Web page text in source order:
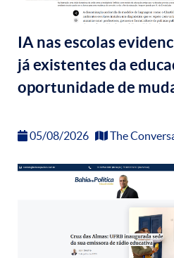
IA nas escolas
já existentes da
oportunidade de
05/08/2026 The